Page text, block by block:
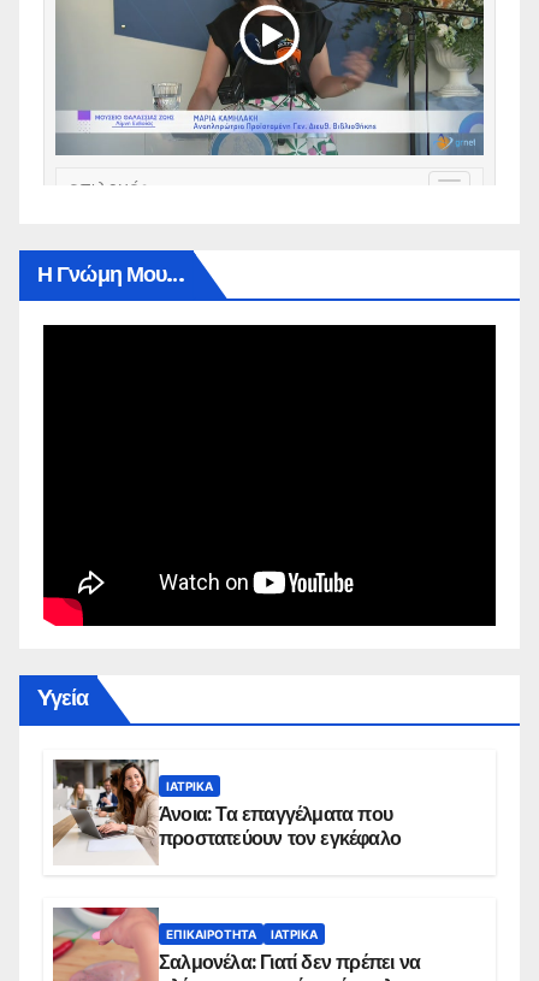
Η Γνώμη Μου…
Yγεία
ΙΑΤΡΙΚΆ
Άνοια: Τα επαγγέλματα που
προστατεύουν τον εγκέφαλο
ΕΠΙΚΑΙΡΌΤΗΤΑ ΙΑΤΡΙΚΆ
Σαλμονέλα: Γιατί δεν πρέπει να